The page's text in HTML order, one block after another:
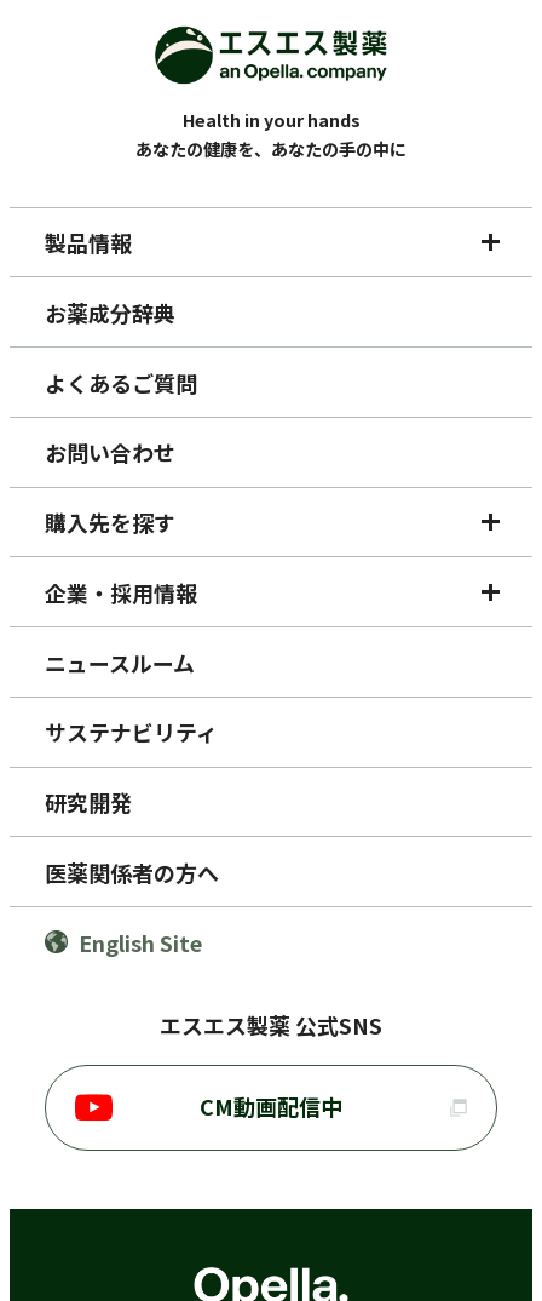
Health in your hands
あなたの健康を、あなたの手の中に
製品情報
お薬成分辞典
よくあるご質問
お問い合わせ
購入先を探す
企業・採用情報
ニュースルーム
サステナビリティ
研究開発
医薬関係者の方へ
English Site
エスエス製薬 公式SNS
CM動画配信中